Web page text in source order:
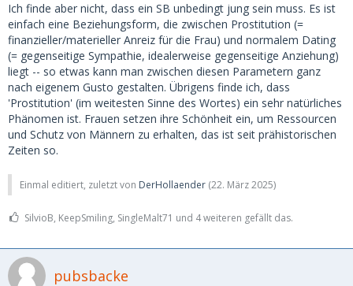
Ich finde aber nicht, dass ein SB unbedingt jung sein muss. Es ist
einfach eine Beziehungsform, die zwischen Prostitution (=
finanzieller/materieller Anreiz für die Frau) und normalem Dating
(= gegenseitige Sympathie, idealerweise gegenseitige Anziehung)
liegt -- so etwas kann man zwischen diesen Parametern ganz
nach eigenem Gusto gestalten. Übrigens finde ich, dass
'Prostitution' (im weitesten Sinne des Wortes) ein sehr natürliches
Phänomen ist. Frauen setzen ihre Schönheit ein, um Ressourcen
und Schutz von Männern zu erhalten, das ist seit prähistorischen
Zeiten so.
Einmal editiert, zuletzt von DerHollaender (22. März 2025)
SilvioB, KeepSmiling, SingleMalt71 und 4 weiteren gefällt das.
pubsbacke